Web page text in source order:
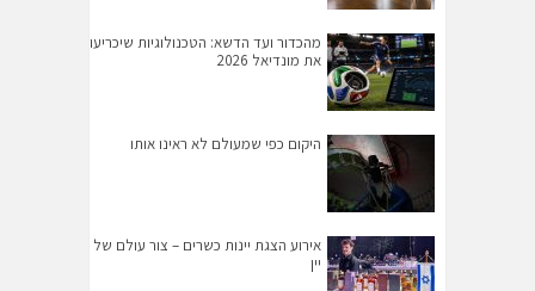
מהכדור ועד הדשא: הטכנולוגיות שיכריעו
את מונדיאל 2026
היקום כפי שמעולם לא ראינו אותו
אירוע הצגת יינות כשרים – צור עולם של
יין